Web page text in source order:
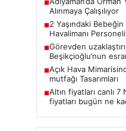
■
Alınmaya Çalışılıyor
■2 Yaşındaki Bebeğin
Havalimanı
■Görevden
Beşikçioğlu’nun
■Açık Hava
mutfağı Tasarımları
■Altın fiyatları canlı 7
fiyatları bugün ne